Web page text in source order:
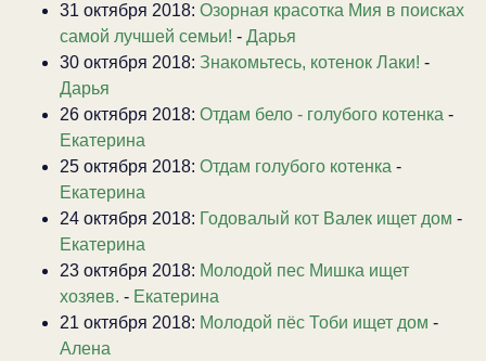
31 октября 2018: Озорная красотка Мия в поисках
самой лучшей семьи! - Дарья
30 октября 2018: Знакомьтесь, котенок Лаки! -
Дарья
26 октября 2018: Отдам бело - голубого котенка -
Екатерина
25 октября 2018: Отдам голубого котенка -
Екатерина
24 октября 2018: Годовалый кот Валек ищет дом -
Екатерина
23 октября 2018: Молодой пес Мишка ищет
хозяев. - Екатерина
21 октября 2018: Молодой пёс Тоби ищет дом -
Алена